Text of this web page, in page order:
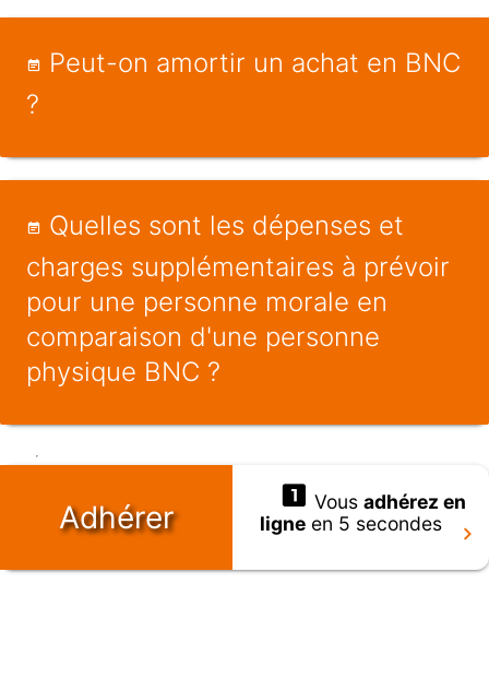
Peut-on amortir un achat en BNC
?
Quelles sont les dépenses et
charges supplémentaires à prévoir
pour une personne morale en
comparaison d'une personne
physique BNC ?
Adhérer Vousadhérez en
ligneen 5 secondes